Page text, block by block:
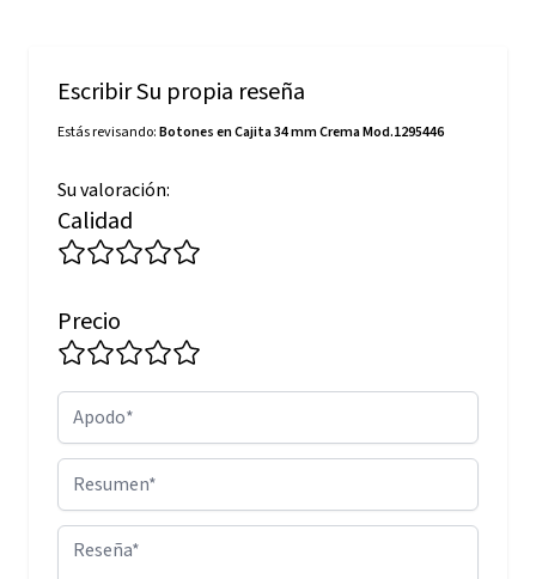
Escribir Su propia reseña
Estás revisando:Botones en Cajita 34 mm Crema Mod.1295446
Su valoración:
Calidad
Precio
Apodo
Resumen
Reseña